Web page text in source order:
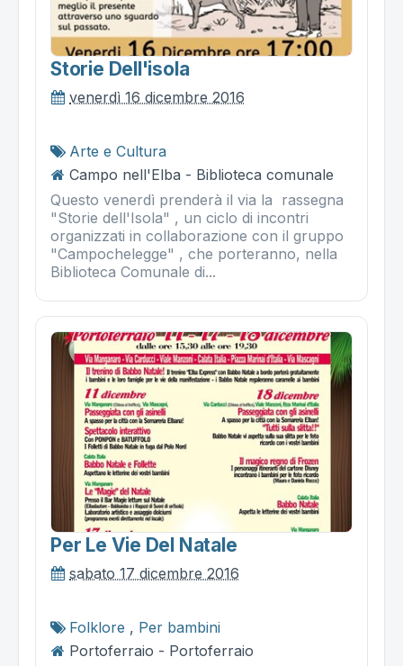
Storie Dell'isola
venerdì 16 dicembre 2016
Arte e Cultura
Campo nell'Elba - Biblioteca comunale
Questo venerdì prenderà il via la rassegna
"Storie dell'Isola" , un ciclo di incontri
organizzati in collaborazione con il gruppo
"Campochelegge" , che porteranno, nella
Biblioteca Comunale di...
Per Le Vie Del Natale
sabato 17 dicembre 2016
Folklore , Per bambini
Portoferraio - Portoferraio